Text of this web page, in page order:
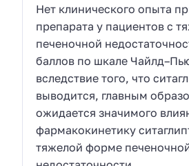
Нет клинического опыта
препарата у пациентов с
печеночной
баллов по шкале
вследствие того, что
выводится, главным
ожидается значимого
фармакокинетику
тяжелой форме